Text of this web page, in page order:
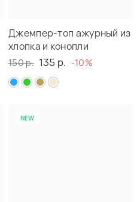
Джемпер-топ ажурный из
хлопка и конопли
150 р. 135 р. -10%
NEW